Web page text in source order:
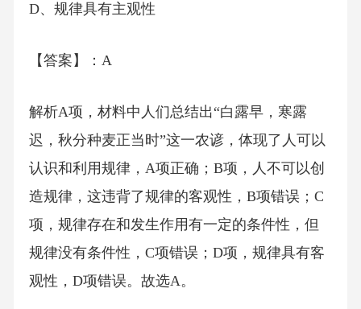
D、规律具有主观性
【答案】：A
解析A项，材料中人们总结出“白露早，寒露
迟，秋分种麦正当时”这一农谚，体现了人可以
认识和利用规律，A项正确；B项，人不可以创
造规律，这违背了规律的客观性，B项错误；C
项，规律存在和发生作用有一定的条件性，但
规律没有条件性，C项错误；D项，规律具有客
观性，D项错误。故选A。